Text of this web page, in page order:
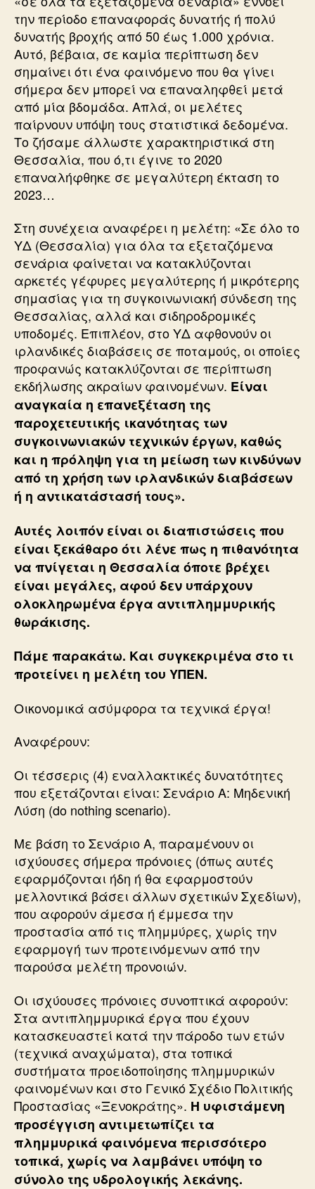
την περίοδο επαναφοράς δυνατής ή πολύ
δυνατής βροχής από 50 έως 1.000 χρόνια.
Αυτό, βέβαια, σε καμία περίπτωση δεν
σημαίνει ότι ένα φαινόμενο που θα γίνει
σήμερα δεν μπορεί να επαναληφθεί μετά
από μία βδομάδα. Απλά, οι μελέτες
παίρνουν υπόψη τους στατιστικά δεδομένα.
Το ζήσαμε άλλωστε χαρακτηριστικά στη
Θεσσαλία, που ό,τι έγινε το 2020
επαναλήφθηκε σε μεγαλύτερη έκταση το
2023…
Στη συνέχεια αναφέρει η μελέτη: «Σε όλο το
ΥΔ (Θεσσαλία) για όλα τα εξεταζόμενα
σενάρια φαίνεται να κατακλύζονται
αρκετές γέφυρες μεγαλύτερης ή μικρότερης
σημασίας για τη συγκοινωνιακή σύνδεση της
Θεσσαλίας, αλλά και σιδηροδρομικές
υποδομές. Επιπλέον, στο ΥΔ αφθονούν οι
ιρλανδικές διαβάσεις σε ποταμούς, οι οποίες
προφανώς κατακλύζονται σε περίπτωση
εκδήλωσης ακραίων φαινομένων. Είναι
αναγκαία η επανεξέταση της
παροχετευτικής ικανότητας των
συγκοινωνιακών τεχνικών έργων, καθώς
και η πρόληψη για τη μείωση των κινδύνων
από τη χρήση των ιρλανδικών διαβάσεων
ή η αντικατάστασή τους».
Αυτές λοιπόν είναι οι διαπιστώσεις που
είναι ξεκάθαρο ότι λένε πως η πιθανότητα
να πνίγεται η Θεσσαλία όποτε βρέχει
είναι μεγάλες, αφού δεν υπάρχουν
ολοκληρωμένα έργα αντιπλημμυρικής
θωράκισης.
Πάμε παρακάτω. Και συγκεκριμένα στο τι
προτείνει η μελέτη του ΥΠΕΝ.
Οικονομικά ασύμφορα τα τεχνικά έργα!
Αναφέρουν:
Οι τέσσερις (4) εναλλακτικές δυνατότητες
που εξετάζονται είναι: Σενάριο Α: Μηδενική
Λύση (do nothing scenario).
Με βάση το Σενάριο Α, παραμένουν οι
ισχύουσες σήμερα πρόνοιες (όπως αυτές
εφαρμόζονται ήδη ή θα εφαρμοστούν
μελλοντικά βάσει άλλων σχετικών Σχεδίων),
που αφορούν άμεσα ή έμμεσα την
προστασία από τις πλημμύρες, χωρίς την
εφαρμογή των προτεινόμενων από την
παρούσα μελέτη προνοιών.
Οι ισχύουσες πρόνοιες συνοπτικά αφορούν:
Στα αντιπλημμυρικά έργα που έχουν
κατασκευαστεί κατά την πάροδο των ετών
(τεχνικά αναχώματα), στα τοπικά
συστήματα προειδοποίησης πλημμυρικών
φαινομένων και στο Γενικό Σχέδιο Πολιτικής
Προστασίας «Ξενοκράτης». Η υφιστάμενη
προσέγγιση αντιμετωπίζει τα
πλημμυρικά φαινόμενα περισσότερο
τοπικά, χωρίς να λαμβάνει υπόψη το
σύνολο της υδρολογικής λεκάνης.